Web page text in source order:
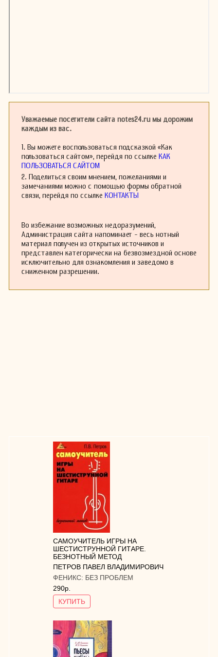
Уважаемые посетители сайта notes24.ru мы дорожим
каждым из вас.
1. Вы можете воспользоваться подсказкой «Как
пользоваться сайтом», перейдя по ссылке КАК
ПОЛЬЗОВАТЬСЯ САЙТОМ
2. Поделиться своим мнением, пожеланиями и
замечаниями можно с помощью формы обратной
связи, перейдя по ссылке КОНТАКТЫ
Во избежание возможных недоразумений,
Администрация сайта напоминает - весь нотный
материал получен из открытых источников и
представлен категорически на безвозмездной основе
исключительно для ознакомления и заведомо в
сниженном разрешении.
САМОУЧИТЕЛЬ ИГРЫ НА
ШЕСТИСТРУННОЙ ГИТАРЕ.
БЕЗНОТНЫЙ МЕТОД
ПЕТРОВ ПАВЕЛ ВЛАДИМИРОВИЧ
ФЕНИКС: БЕЗ ПРОБЛЕМ
290р.
КУПИТЬ